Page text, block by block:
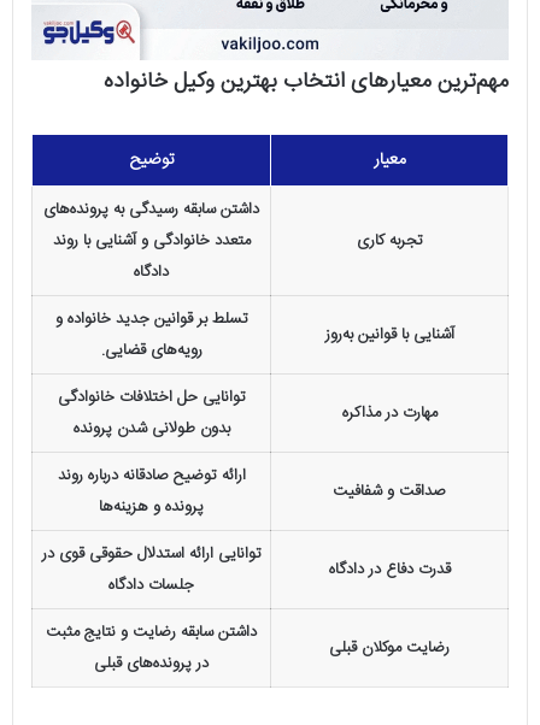
مهم‌ترین معیارهای انتخاب بهترین وکیل خانواده
معیار توضیح
تجربه کاری
داشتن سابقه رسیدگی به پرونده‌های
متعدد خانوادگی و آشنایی با روند
دادگاه
آشنایی با قوانین به‌روز
تسلط بر قوانین جدید خانواده و
رویه‌های قضایی.
مهارت در مذاکره
توانایی حل اختلافات خانوادگی
بدون طولانی شدن پرونده
صداقت و شفافیت
ارائه توضیح صادقانه درباره روند
پرونده و هزینه‌ها
قدرت دفاع در دادگاه
توانایی ارائه استدلال حقوقی قوی در
جلسات دادگاه
رضایت موکلان قبلی
داشتن سابقه رضایت و نتایج مثبت
در پرونده‌های قبلی